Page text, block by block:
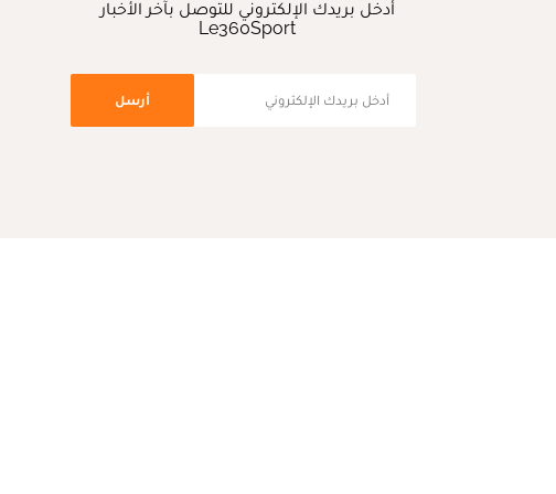
أدخل بريدك الإلكتروني للتوصل بآخر الأخبار
Le360Sport
أرسل